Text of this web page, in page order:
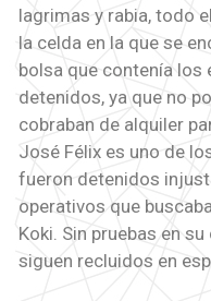
lagrimas y rabia, todo
la celda en la que se
bolsa que contenía
detenidos, ya que no
cobraban de alquiler
José Félix es uno de
fueron detenidos
operativos que
Koki. Sin pruebas en
siguen recluidos en